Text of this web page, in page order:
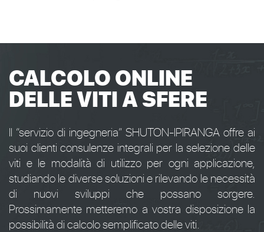
CALCOLO ONLINE
DELLE VITI A SFERE
Il “servizio di ingegneria” SHUTON-IPIRANGA offre ai
suoi clienti consulenze integrali per la selezione delle
viti e le modalità di utilizzo per ogni applicazione,
studiando le diverse soluzioni e rilevando le necessità
di nuovi sviluppi che possano sorgere.
Prossimamente metteremo a vostra disposizione la
possibilità di calcolo semplificato delle viti.